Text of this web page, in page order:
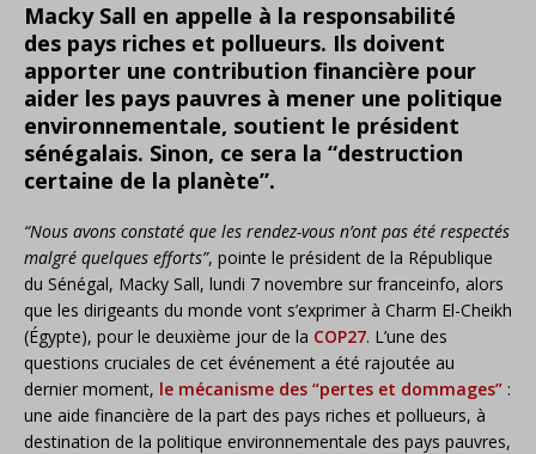
Macky Sall en appelle à la responsabilité
des pays riches et pollueurs. Ils doivent
apporter une contribution financière pour
aider les pays pauvres à mener une politique
environnementale, soutient le président
sénégalais. Sinon, ce sera la “destruction
certaine de la planète”.
“Nous avons constaté que les rendez-vous n’ont pas été respectés
malgré quelques efforts”, pointe le président de la République
du Sénégal, Macky Sall, lundi 7 novembre sur franceinfo, alors
que les dirigeants du monde vont s’exprimer à Charm El-Cheikh
(Égypte), pour le deuxième jour de la COP27. L’une des
questions cruciales de cet événement a été rajoutée au
dernier moment, le mécanisme des “pertes et dommages” :
une aide financière de la part des pays riches et pollueurs, à
destination de la politique environnementale des pays pauvres,